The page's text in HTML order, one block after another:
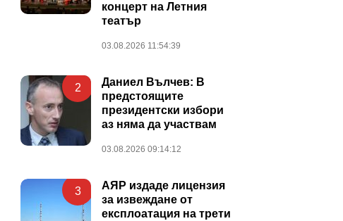
концерт на Летния
театър
03.08.2026 11:54:39
2
Даниел Вълчев: В
предстоящите
президентски избори
аз няма да участвам
03.08.2026 09:14:12
3
АЯР издаде лицензия
за извеждане от
експлоатация на трети